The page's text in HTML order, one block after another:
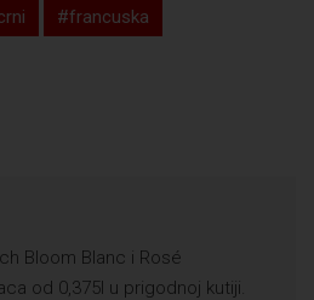
#francuska
Bloom Blanc i Rosé
od 0,375l u prigodnoj kutiji.